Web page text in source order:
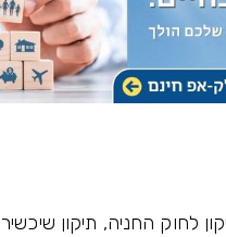
לחוק החניה, תיקון